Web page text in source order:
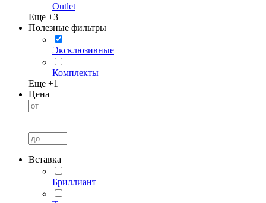
Outlet
Еще +3
Полезные фильтры
Эксклюзивные
Комплекты
Еще +1
Цена
—
Вставка
Бриллиант